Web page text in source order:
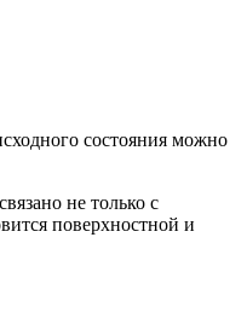
состояния можно
не только с
поверхностной и